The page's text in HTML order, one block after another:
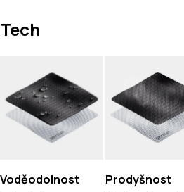
Tech
Voděodolnost Prodyšnost